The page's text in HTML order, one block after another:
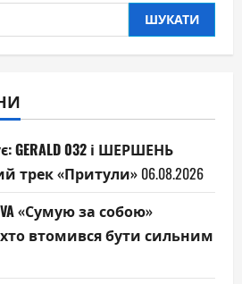
032 і ШЕРШЕНЬ
трек «Притули» 06.08.2026
«Сумую за собою»
втомився бути сильним